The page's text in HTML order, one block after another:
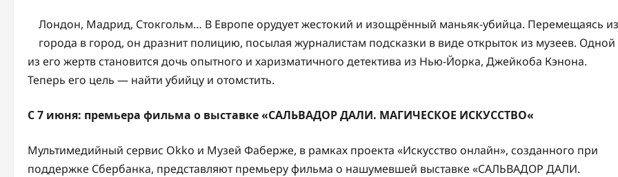
Лондон, Мадрид, Стокгольм… В Европе орудует жестокий и изощрённый маньяк-убийца. Перемещаясь из
города в город, он дразнит полицию, посылая журналистам подсказки в виде открыток из музеев. Одной
из его жертв становится дочь опытного и харизматичного детектива из Нью-Йорка, Джейкоба Кэнона.
Теперь его цель — найти убийцу и отомстить.
С 7 июня: премьера фильма о выставке«САЛЬВАДОР ДАЛИ. МАГИЧЕСКОЕ ИСКУССТВО«
Мультимедийный сервис Okko и Музей Фаберже, в рамках проекта «Искусство онлайн», созданного при
поддержке Сбербанка, представляют премьеру фильма о нашумевшей выставке «САЛЬВАДОР ДАЛИ.